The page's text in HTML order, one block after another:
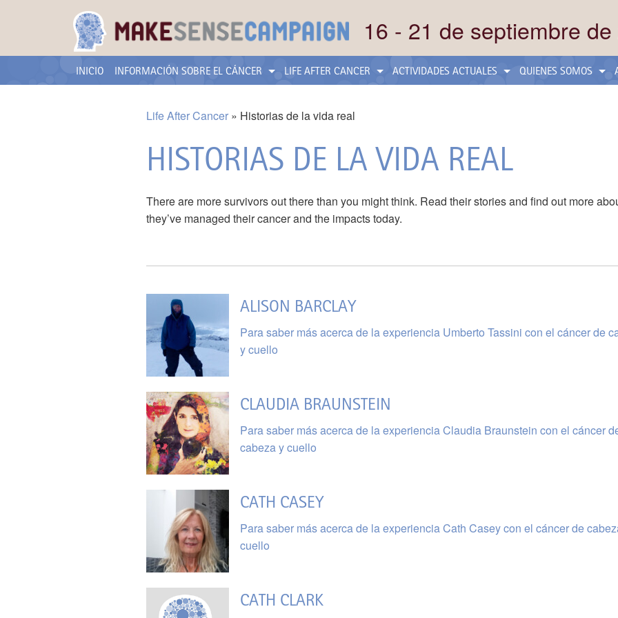
16 - 21 de septiembre
INICIO INFORMACIÓN SOBRE EL CÁNCER LIFE AFTER CANCER ACTIVIDADES ACTUALES QUIENES SOMOS
Life After Cancer Historias de la vida real
HISTORIAS DE LA VIDA REAL
There are more survivors out there than you might think. Read their stories and find out more
they’ve managed their cancer and the impacts today.
ALISON BARCLAY
Para saber más acerca de la experiencia Umberto Tassini con el cáncer de
y cuello
CLAUDIA BRAUNSTEIN
Para saber más acerca de la experiencia Claudia Braunstein con el cáncer
cabeza y cuello
CATH CASEY
Para saber más acerca de la experiencia Cath Casey con el cáncer de
cuello
CATH CLARK